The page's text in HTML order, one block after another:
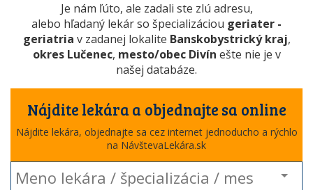
Je nám ľúto, ale zadali ste zlú adresu,
alebo hľadaný lekár so špecializáciou geriater -
geriatria v zadanej lokalite Banskobystrický kraj,
okres Lučenec, mesto/obec Divín ešte nie je v
našej databáze.
Nájdite lekára a objednajte sa online
Nájdite lekára, objednajte sa cez internet jednoducho a rýchlo
na NávštevaLekára.sk